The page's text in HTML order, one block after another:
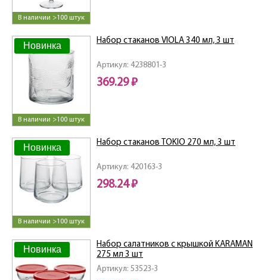
В наличии >100 штук
Новинка
В наличии >100 штук
Артикул: 4238801-3
Набор стаканов VIOLA 340 мл, 3 шт
369.29 ₽
Новинка
В наличии >100 штук
Артикул: 420163-3
Набор стаканов TOKIO 270 мл, 3 шт
298.24 ₽
Новинка
Артикул: 53523-3
Набор салатников с крышкой KARAMAN
275 мл 3 шт